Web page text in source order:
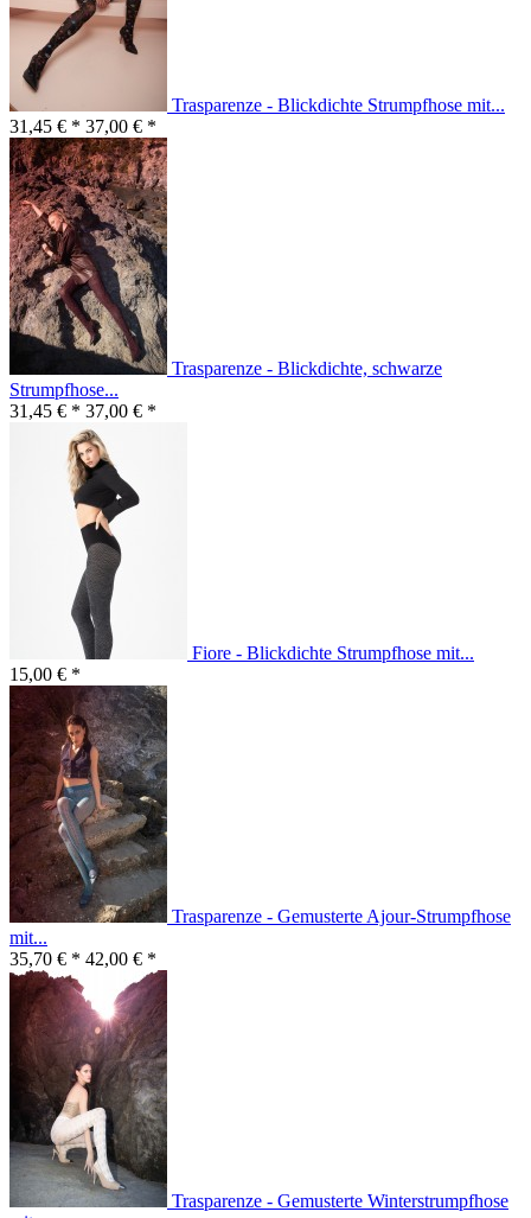
Trasparenze - Blickdichte Strumpfhose mit...
31,45 € * 37,00 € *
Trasparenze - Blickdichte, schwarze
Strumpfhose...
31,45 € * 37,00 € *
Fiore - Blickdichte Strumpfhose mit...
15,00 € *
Trasparenze - Gemusterte Ajour-Strumpfhose
mit...
35,70 € * 42,00 € *
Trasparenze - Gemusterte Winterstrumpfhose